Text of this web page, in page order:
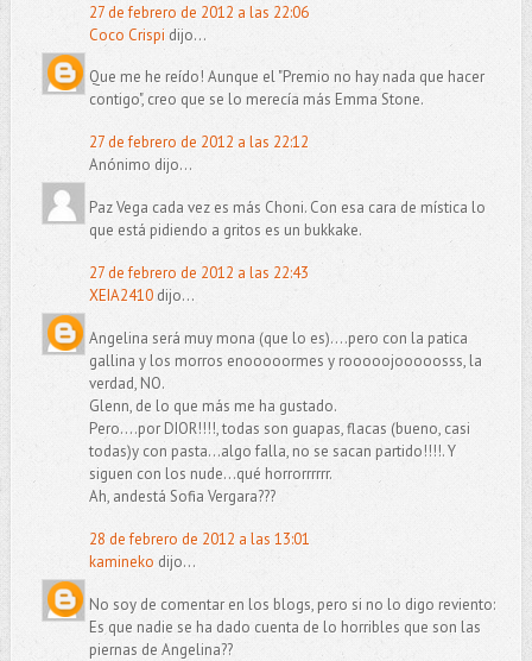
27 de febrero de 2012 a las 22:06
Coco Crispi dijo...
Que me he reído! Aunque el "Premio no hay nada que hacer
contigo", creo que se lo merecía más Emma Stone.
27 de febrero de 2012 a las 22:12
Anónimo dijo...
Paz Vega cada vez es más Choni. Con esa cara de mística lo
que está pidiendo a gritos es un bukkake.
27 de febrero de 2012 a las 22:43
XEIA2410dijo...
Angelina será muy mona (que lo es)....pero con la patica
gallina y los morros enooooormes y rooooojooooosss, la
verdad, NO.
Glenn, de lo que más me ha gustado.
Pero....por DIOR!!!!, todas son guapas, flacas (bueno, casi
todas)y con pasta...algo falla, no se sacan partido!!!!. Y
siguen con los nude...qué horrorrrrrr.
Ah, andestá Sofia Vergara???
28 de febrero de 2012 a las 13:01
kamineko dijo...
No soy de comentar en los blogs, pero si no lo digo reviento:
Es que nadie se ha dado cuenta de lo horribles que son las
piernas de Angelina??